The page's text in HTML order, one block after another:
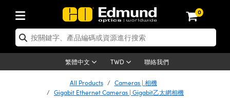
0
繁體中文 TWD 聯絡我們
| 光學產品
Optics | 雷射光學
| 光機組件
System | 光學籠式系統
| 顯微鏡
| Mitutoyo 物鏡
| 雷射
and Electronics | 雷射
Lenses | 成像鏡頭
Lenses | 定焦鏡頭
| 相機
Cameras | Gigabit乙太網相
and Illumination | 照明
Lighting | 機器視覺光源
Lighting |顯微鏡照明
Targets | 測試板
Targets | 解析度測試板
Targets | 畸變測試版
and Detection | 測試與監測
| 光學度量
Solutions | 機器視覺方案
and Production | 實驗室和生產
| 清潔用品
Handling Tools | 零件夾持用品
應用選購
By Brand
Products | 新品專區
| 清倉品
| 清倉光學產品
Products | 重新認證產
| 重新認證光學產品
| 重新認證光機
All Products
Cameras | 相機
Gigabit Ethernet Cameras | Gigabit乙太網相機